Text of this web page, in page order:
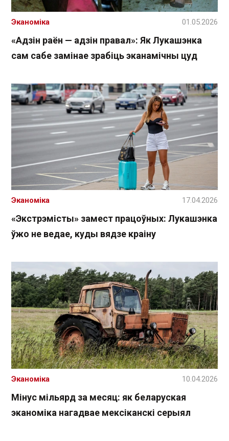
«Адзін раён — адзін правал»: Як Лукашэнка
сам сабе замінае зрабіць эканамічны цуд
Эканоміка 01.05.2026
«Экстрэмісты» замест працоўных: Лукашэнка
ўжо не ведае, куды вядзе краіну
Эканоміка 17.04.2026
Мінус мільярд за месяц: як беларуская
эканоміка нагадвае мексіканскі серыял
Эканоміка 10.04.2026